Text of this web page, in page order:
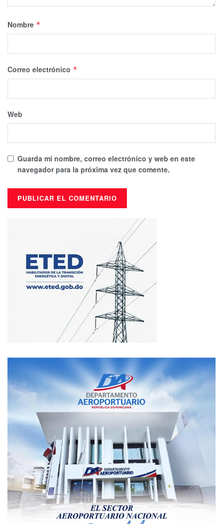
Nombre *
Correo electrónico *
Web
Guarda mi nombre, correo electrónico y web en este
navegador para la próxima vez que comente.